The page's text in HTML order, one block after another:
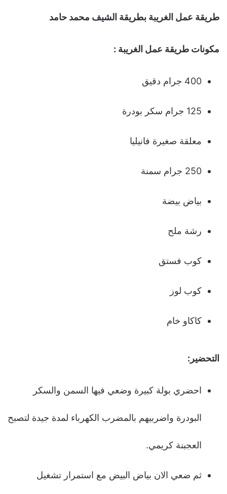
طريقة عمل الغريبة بطريقة الشيف محمد حامد
مكونات طريقة عمل الغريبة :
400 جرام دقيق
125 جرام سكر بودرة
معلقة صغيرة فانيليا
250 جرام سمنة
بياض بيضة
رشة ملح
كوب فستق
كوب لوز
كاكاو خام
التحضير:
احضري بولة كبيرة وضعي فيها السمن والسكر
البودرة واضربيهم بالمضرب الكهرباء لمدة جيدة لتصبح
العجبنة كريمي.
ثم ضعي الان بياض البيض مع استمرار تشغيل